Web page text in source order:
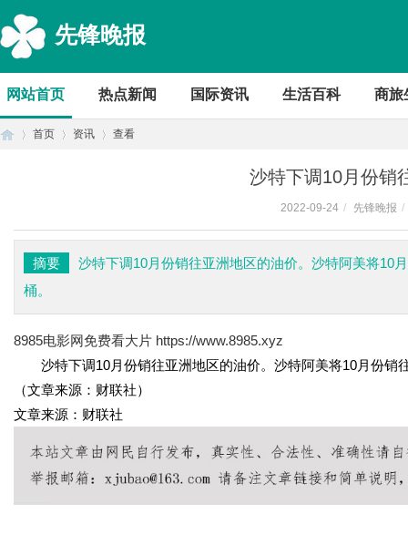
先锋晚报
网站首页 热点新闻 国际资讯 生活百科 商旅
首页 资讯 查看
沙特下调10月份销
2022-09-24 / 先锋晚报 /
摘要
沙特下调10月份销往亚洲地区的油价。沙特阿美将10
桶。
8985电影网免费看大片 https://www.8985.xyz
沙特下调10月份销往亚洲地区的油价。沙特阿美将10月份销
（文章来源：财联社）
文章来源：财联社